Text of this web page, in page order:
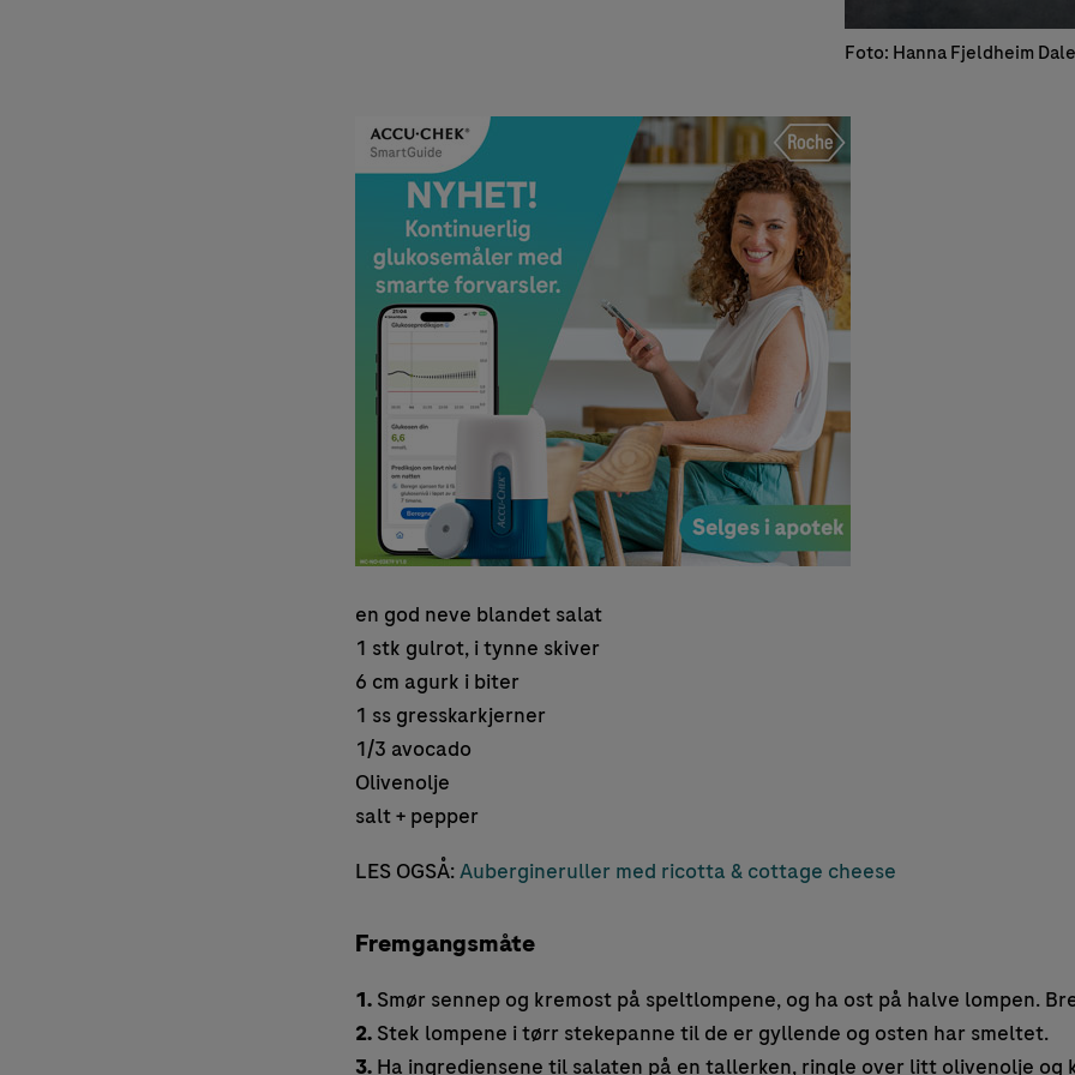
Foto: Hanna Fjeldheim
en god neve blandet salat
1 stk gulrot, i tynne skiver
6 cm agurk i biter
1 ss gresskarkjerner
1/3 avocado
Olivenolje
salt + pepper
LES OGSÅ:Aubergineruller med ricotta & cottage cheese
Fremgangsmåte
1.Smør sennep og kremost på speltlompene, og ha ost på halve lompen.
2.Stek lompene i tørr stekepanne til de er gyllende og osten har smeltet.
3.Ha ingrediensene til salaten på en tallerken, ringle over litt olivenolje og